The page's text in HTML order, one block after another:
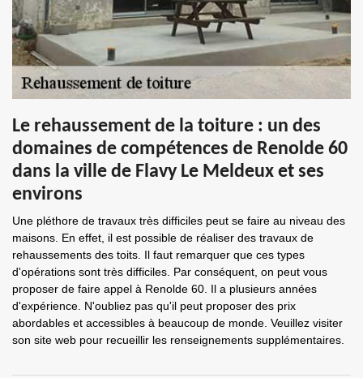
Le rehaussement de la toiture : un des
domaines de compétences de Renolde 60
dans la ville de Flavy Le Meldeux et ses
environs
Une pléthore de travaux très difficiles peut se faire au niveau des
maisons. En effet, il est possible de réaliser des travaux de
rehaussements des toits. Il faut remarquer que ces types
d'opérations sont très difficiles. Par conséquent, on peut vous
proposer de faire appel à Renolde 60. Il a plusieurs années
d'expérience. N'oubliez pas qu'il peut proposer des prix
abordables et accessibles à beaucoup de monde. Veuillez visiter
son site web pour recueillir les renseignements supplémentaires.